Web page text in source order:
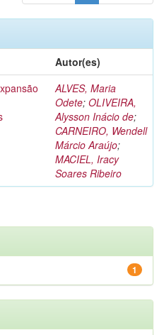
Autor(es)
ALVES, Maria
Odete; OLIVEIRA,
Alysson Inácio de;
CARNEIRO, Wendell
Márcio Araújo;
MACIEL, Iracy
Soares Ribeiro
1